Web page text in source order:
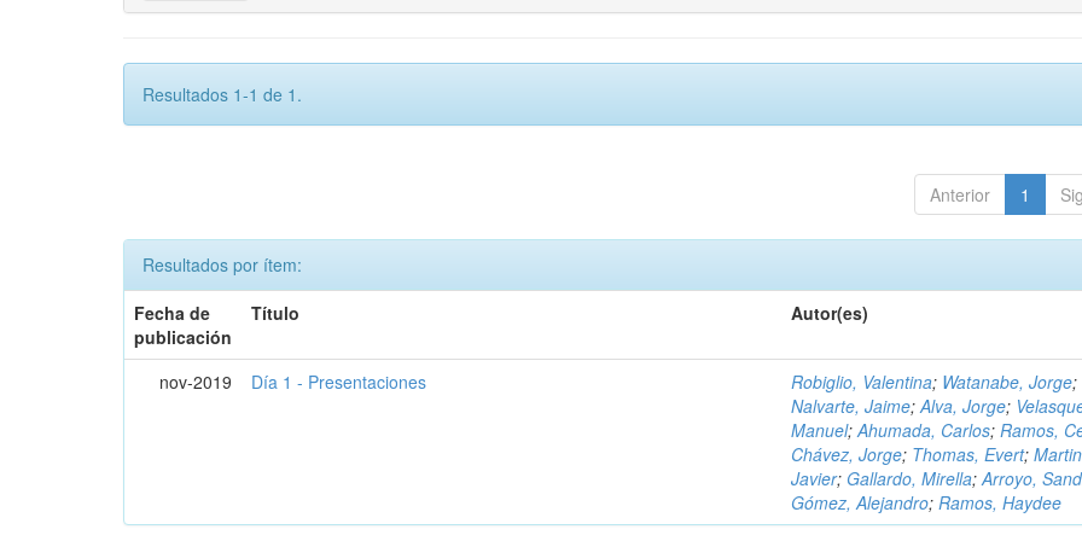
Resultados 1-1 de 1.
Anterior 1
Resultados por ítem:
Fecha de
publicación
Título Autor(es)
nov-2019 Día 1 - Presentaciones Robiglio, Valentina; Watanabe, Jorge;
Nalvarte, Jaime;Alva, Jorge;
Manuel;Ahumada, Carlos;Ramos,
Chávez, Jorge; Thomas, Evert;
Javier; Gallardo, Mirella;Arroyo,
Gómez, Alejandro;Ramos, Haydee